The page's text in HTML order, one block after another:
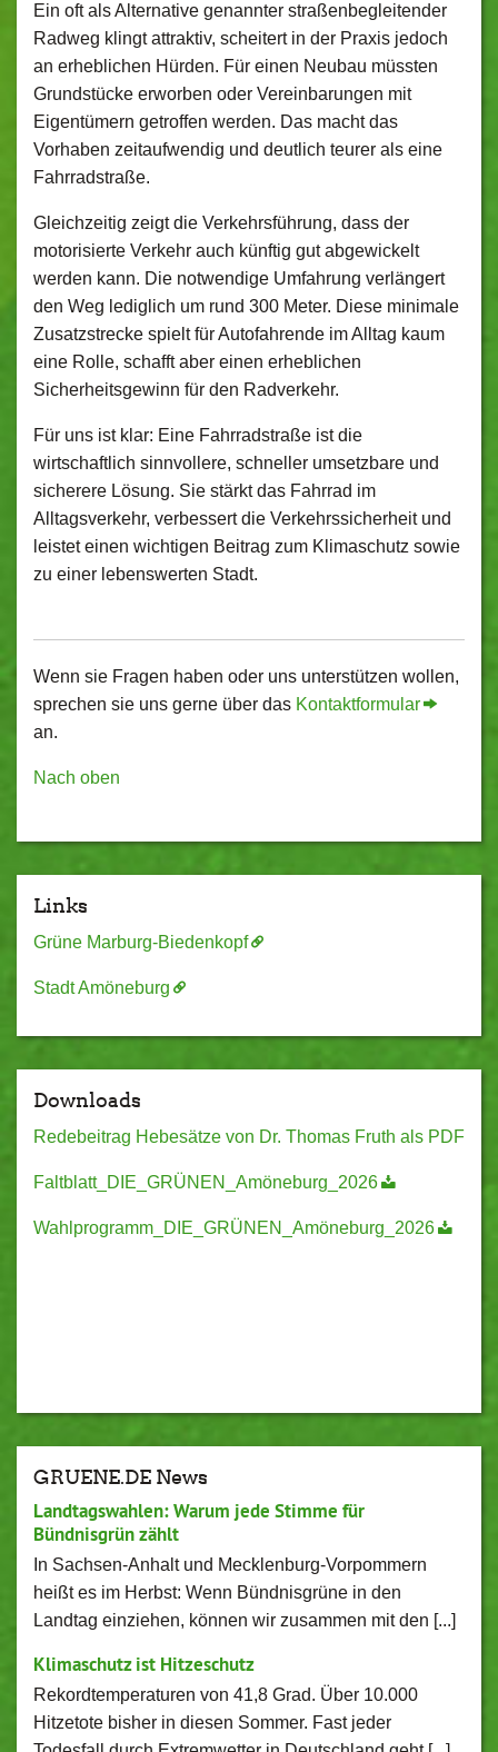
Ein oft als Alternative genannter straßenbegleitender
Radweg klingt attraktiv, scheitert in der Praxis jedoch
an erheblichen Hürden. Für einen Neubau müssten
Grundstücke erworben oder Vereinbarungen mit
Eigentümern getroffen werden. Das macht das
Vorhaben zeitaufwendig und deutlich teurer als eine
Fahrradstraße.
Gleichzeitig zeigt die Verkehrsführung, dass der
motorisierte Verkehr auch künftig gut abgewickelt
werden kann. Die notwendige Umfahrung verlängert
den Weg lediglich um rund 300 Meter. Diese minimale
Zusatzstrecke spielt für Autofahrende im Alltag kaum
eine Rolle, schafft aber einen erheblichen
Sicherheitsgewinn für den Radverkehr.
Für uns ist klar: Eine Fahrradstraße ist die
wirtschaftlich sinnvollere, schneller umsetzbare und
sicherere Lösung. Sie stärkt das Fahrrad im
Alltagsverkehr, verbessert die Verkehrssicherheit und
leistet einen wichtigen Beitrag zum Klimaschutz sowie
zu einer lebenswerten Stadt.
Wenn sie Fragen haben oder uns unterstützen wollen,
sprechen sie uns gerne über das Kontaktformular
an.
Nach oben
Links
Grüne Marburg-Biedenkopf
Stadt Amöneburg
Downloads
Redebeitrag Hebesätze von Dr. Thomas Fruth als PDF
Faltblatt_DIE_GRÜNEN_Amöneburg_2026
Wahlprogramm_DIE_GRÜNEN_Amöneburg_2026
GRUENE.DE News
Landtagswahlen: Warum jede Stimme für
Bündnisgrün zählt
In Sachsen-Anhalt und Mecklenburg-Vorpommern
heißt es im Herbst: Wenn Bündnisgrüne in den
Landtag einziehen, können wir zusammen mit den [...]
Klimaschutz ist Hitzeschutz
Rekordtemperaturen von 41,8 Grad. Über 10.000
Hitzetote bisher in diesen Sommer. Fast jeder